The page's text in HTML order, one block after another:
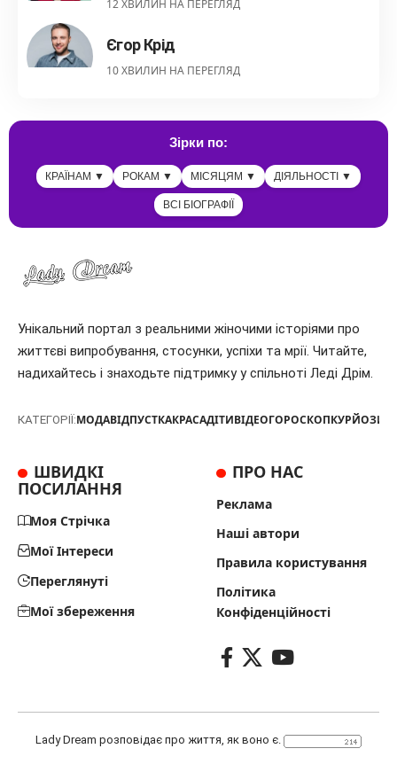
12 ХВИЛИН НА ПЕРЕГЛЯД
Єгор Крід
10 ХВИЛИН НА ПЕРЕГЛЯД
Зірки по:
КРАЇНАМ ▼ РОКАМ ▼ МІСЯЦЯМ ▼ ДІЯЛЬНОСТІ ▼
ВСІ БІОГРАФІЇ
Унікальний портал з реальними жіночими історіями про
життєві випробування, стосунки, успіхи та мрії. Читайте,
надихайтесь і знаходьте підтримку у спільноті Леді Дрім.
КАТЕГОРІЇ:МОДАВІДПУСТКАКРАСАДІТИВІДЕОГОРОСКОПКУРЙОЗИ
ШВИДКІ
ПОСИЛАННЯ
Моя Стрічка
Мої Інтереси
Переглянуті
Мої збереження
ПРО НАС
Реклама
Наші автори
Правила користування
Політика
Конфіденційності
Lady Dream розповідає про життя, як воно є.